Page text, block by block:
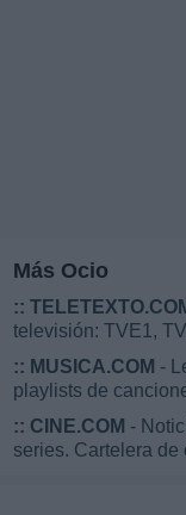
Más Ocio
::
televisión: TVE1,
:: MUSICA.COM -
playlists de
:: CINE.COM -
series. Cartelera de